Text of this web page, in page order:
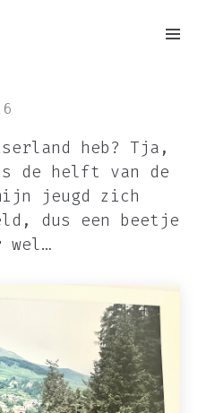
heb? Tja,
de helft van de
jeugd zich
dus een beetje